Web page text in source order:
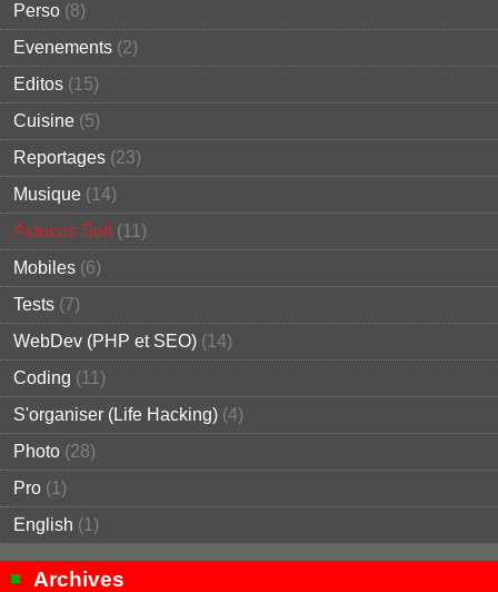
Perso (8)
Evenements (2)
Editos (15)
Cuisine (5)
Reportages (23)
Musique (14)
Astuces Soft(11)
Mobiles (6)
Tests (7)
WebDev (PHP et SEO) (14)
Coding (11)
S'organiser (Life Hacking) (4)
Photo (28)
Pro (1)
English (1)
Archives